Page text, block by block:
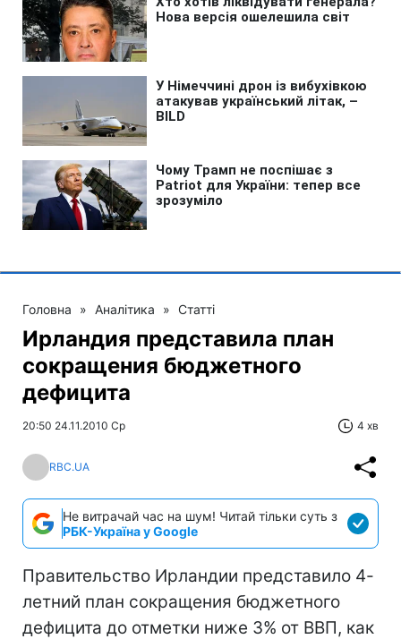
Головна » Аналітика » Статті
Ирландия представила план
сокращения бюджетного
дефицита
20:50 24.11.2010 Ср 4 хв
RBC.UA
Не витрачай час на шум! Читай тільки суть з
РБК-Україна у Google
Правительство Ирландии представило 4-
летний план сокращения бюджетного
дефицита до отметки ниже 3% от ВВП, как